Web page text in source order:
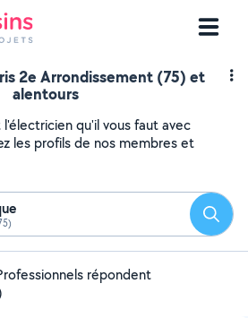
2e Arrondissement (75) et
alentours
qu'il vous faut avec
les profils de nos membres et
répondent